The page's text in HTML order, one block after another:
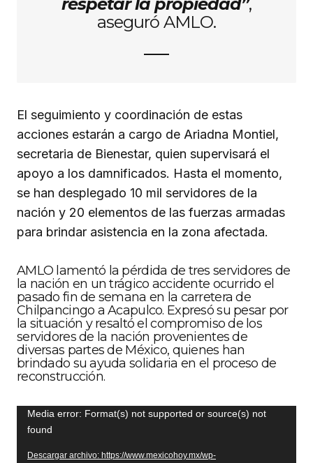
respetar la propiedad”,
aseguró AMLO.
El seguimiento y coordinación de estas
acciones estarán a cargo de Ariadna Montiel,
secretaria de Bienestar, quien supervisará el
apoyo a los damnificados. Hasta el momento,
se han desplegado 10 mil servidores de la
nación y 20 elementos de las fuerzas armadas
para brindar asistencia en la zona afectada.
AMLO lamentó la pérdida de tres servidores de
la nación en un trágico accidente ocurrido el
pasado fin de semana en la carretera de
Chilpancingo a Acapulco. Expresó su pesar por
la situación y resaltó el compromiso de los
servidores de la nación provenientes de
diversas partes de México, quienes han
brindado su ayuda solidaria en el proceso de
reconstrucción.
Reproductor
de
vídeo
Media error: Format(s) not supported or source(s) not
found
Descargar archivo: https://www.mexicohoy.mx/wp-